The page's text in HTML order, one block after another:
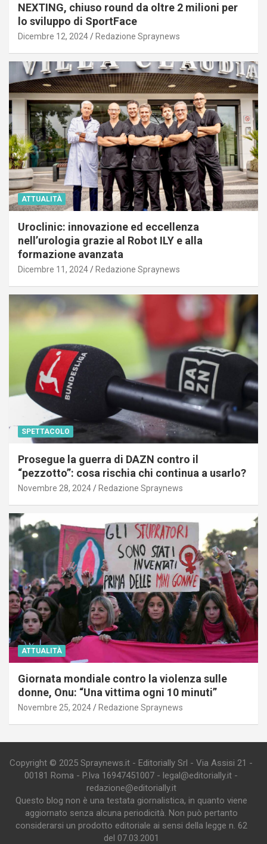
NEXTING, chiuso round da oltre 2 milioni per
lo sviluppo di SportFace
Dicembre 12, 2024 Redazione Spraynews
ATTUALITÀ
Uroclinic: innovazione ed eccellenza
nell’urologia grazie al Robot ILY e alla
formazione avanzata
Dicembre 11, 2024 Redazione Spraynews
SPETTACOLO
Prosegue la guerra di DAZN contro il
“pezzotto”: cosa rischia chi continua a usarlo?
Novembre 28, 2024 Redazione Spraynews
ATTUALITÀ
Giornata mondiale contro la violenza sulle
donne, Onu: “Una vittima ogni 10 minuti”
Novembre 25, 2024 Redazione Spraynews
Copyright © 2025 Spraynews.it - Editorially Srl - Via Assisi 21 -
00181 Roma - P.Iva 16947451007 - legal@editorially.it -
redazione@editorially.it
Questo blog non è una testata giornalistica, in quanto viene
aggiornato senza alcuna periodicità. Non può pertanto
considerarsi un prodotto editoriale ai sensi della legge n. 62
del 07.03.2001